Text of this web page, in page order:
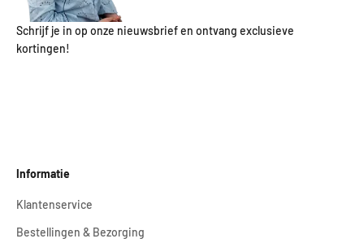
Schrijf je in op onze nieuwsbrief en ontvang exclusieve
kortingen!
Informatie
Klantenservice
Bestellingen & Bezorging